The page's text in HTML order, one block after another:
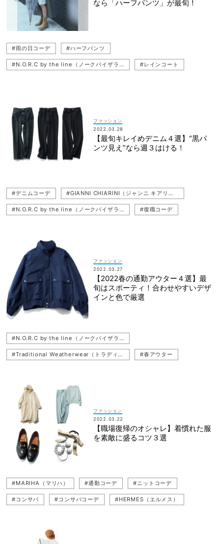
なら「ハーフパンツ」が最旬！
#雨の日コーデ #ハーフパンツ
#N.O.R.C by the line（ノークバイザライン） #レインコート
ファッション
2022.03.28
【最旬キレイめデニム４選】“黒パ
ンツ見え”なら週３はける！
#デニムコーデ #GIANNI CHIARINI（ジャンニ キアリーニ）
#N.O.R.C by the line（ノークバイザライン） #復職コーデ
#MARIHA（マリハ）
#PELLICO（ペリーコ）
ファッション
2022.03.27
【2022春の通勤アウター４選】最
旬はスポーティ！合わせやすいデザ
インと色で厳選
#N.O.R.C by the line（ノークバイザライン）
#Traditional Weatherwear（トラディショナル ウェザーウェア） #春アウター
#シャカシャカ #IÉNA（イエナ）
ファッション
2022.03.22
【職場復帰のオシャレ】着慣れた服
を素敵に盛るコツ３選
#MARIHA（マリハ） #通勤コーデ #ニットコーデ
#コンサバ #コンサバコーデ #HERMES（エルメス）
#復職（職場復帰）